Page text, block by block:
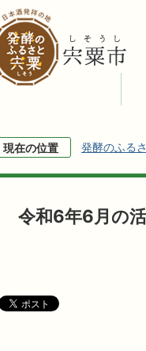
現在の位置 発酵のふる
令和6年6月の